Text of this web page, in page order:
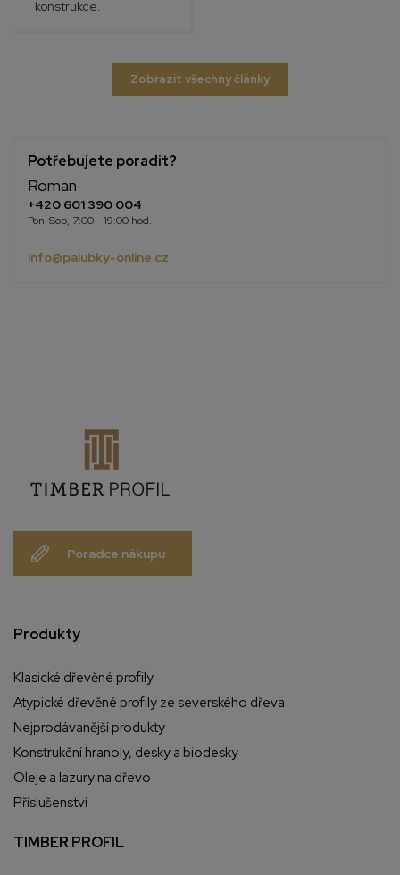
Potřebujete poradit?
Roman
+420 601 390 004
Pon-Sob, 7:00 - 19:00 hod.
info@palubky-online.cz
konstrukce.
Zobrazit všechny články
Poradce nákupu
Produkty
Klasické dřevěné profily
Atypické dřevěné profily ze severského dřeva
Nejprodávanější produkty
Konstrukční hranoly, desky a biodesky
Oleje a lazury na dřevo
Příslušenství
TIMBER PROFIL